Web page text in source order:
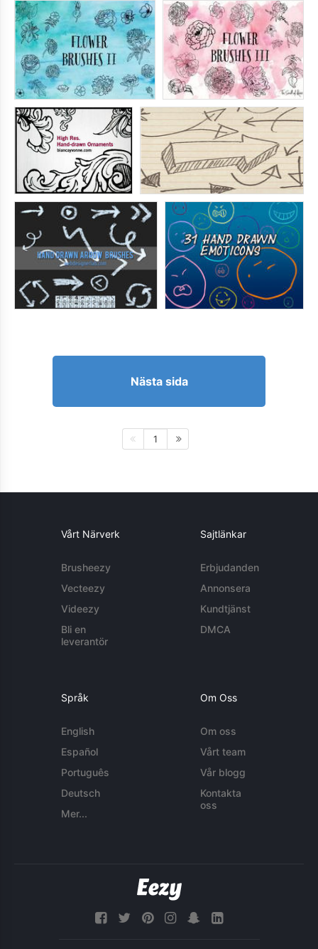
Nästa sida
1
Vårt Närverk
Brusheezy
Vecteezy
Videezy
Bli en
leverantör
Sajtlänkar
Erbjudanden
Annonsera
Kundtjänst
DMCA
Språk
English
Español
Português
Deutsch
Mer...
Om Oss
Om oss
Vårt team
Vår blogg
Kontakta
oss